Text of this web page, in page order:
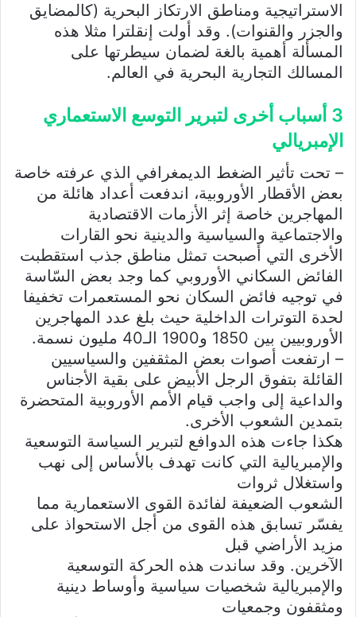
الاستراتيجية ومناطق الارتكاز البحرية (كالمضايق
والجزر والقنوات). وقد أولت إنقلترا مثلا هذه
المسألة أهمية بالغة لضمان سيطرتها على
المسالك التجارية البحرية في العالم.
3 أسباب أخرى لتبرير التوسع الاستعماري
الإمبريالي
– تحت تأثير الضغط الديمغرافي الذي عرفته خاصة
بعض الأقطار الأوروبية، اندفعت أعداد هائلة من
المهاجرين خاصة إثر الأزمات الاقتصادية
والاجتماعية والسياسية والدينية نحو القارات
الأخرى التي أصبحت تمثل مناطق جذب استقطبت
الفائض السكاني الأوروبي كما وجد بعض السّاسة
في توجيه فائض السكان نحو المستعمرات تخفيفا
لحدة التوترات الداخلية حيث بلغ عدد المهاجرين
الأوروبيين بين 1850 و1900 الـ40 مليون نسمة.
– ارتفعت أصوات بعض المثقفين والسياسيين
القائلة بتفوق الرجل الأبيض على بقية الأجناس
والداعية إلى واجب قيام الأمم الأوروبية المتحضرة
بتمدين الشعوب الأخرى.
هكذا جاءت هذه الدوافع لتبرير السياسة التوسعية
والإمبريالية التي كانت تهدف بالأساس إلى نهب
واستغلال ثروات
الشعوب الضعيفة لفائدة القوى الاستعمارية مما
يفسّر تسابق هذه القوى من أجل الاستحواذ على
مزيد الأراضي قبل
الآخرين. وقد ساندت هذه الحركة التوسعية
والإمبريالية شخصيات سياسية وأوساط دينية
ومثقفون وجمعيات